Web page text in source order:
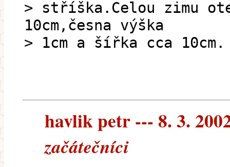
> stříška.Celou zimu
10cm,česna výška
> 1cm a šířka cca 10cm.
havlik petr --- 8. 3.
začátečníci